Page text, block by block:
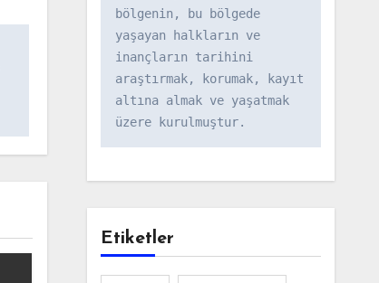
bölgenin, bu bölgede
yaşayan halkların ve
inançların tarihini
araştırmak, korumak, kayıt
altına almak ve yaşatmak
üzere kurulmuştur.
Etiketler